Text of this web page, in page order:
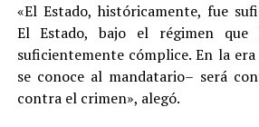
«El Estado, históricamente, fue
El Estado, bajo el régimen que
suficientemente cómplice. En la era
se conoce al mandatario– será
contra el crimen», alegó.